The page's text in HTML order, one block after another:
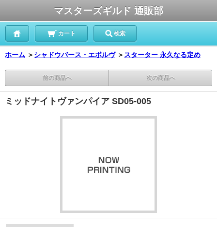
マスターズギルド 通販部
カート 検索
ホーム ＞ シャドウバース・エボルヴ ＞ スターター 永久なる定め
前の商品へ 次の商品へ
ミッドナイトヴァンパイア SD05-005